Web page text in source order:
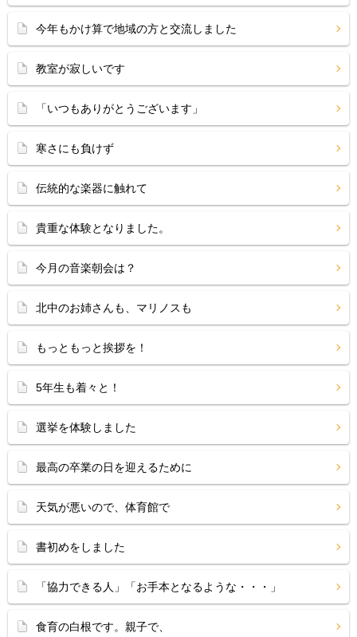
今年もかけ算で地域の方と交流しました
教室が寂しいです
「いつもありがとうございます」
寒さにも負けず
伝統的な楽器に触れて
貴重な体験となりました。
今月の音楽朝会は？
北中のお姉さんも、マリノスも
もっともっと挨拶を！
5年生も着々と！
選挙を体験しました
最高の卒業の日を迎えるために
天気が悪いので、体育館で
書初めをしました
「協力できる人」「お手本となるような・・・」
食育の白根です。親子で、